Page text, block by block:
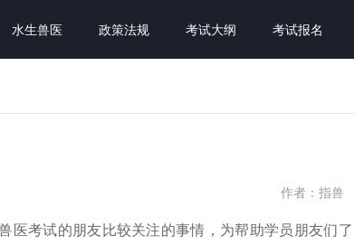
水生兽医 政策法规 考试大纲 考试报名
作者：指兽
医考试的朋友比较关注的事情，为帮助学员朋友们了